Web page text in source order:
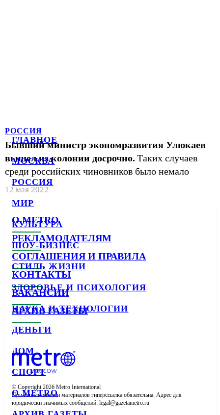
ГЛАВНОЕ
МОСКВА
РОССИЯ
МИР
КУЛЬТУРА
ШОУ-БИЗНЕС
СТИЛЬ ЖИЗНИ
ЗДОРОВЬЕ И ПСИХОЛОГИЯ
НАУКА И ТЕХНОЛОГИИ
ДЕНЬГИ
ДОМ
СПОРТ
О METRO
РОССИЯ
Бывший министр экономразвития Улюкаев
вышел из колонии досрочно. Таких случаев
среди российских чиновников было немало
12 мая 2022
О METRO
РЕКЛАМОДАТЕЛЯМ
СОГЛАШЕНИЯ И ПРАВИЛА
КОНТАКТЫ
ВАКАНСИИ
АРХИВ ГАЗЕТЫ
© Copyright 2026 Metro International
При использовании материалов гиперссылка обязательна. Адрес для
юридически значимых сообщений: